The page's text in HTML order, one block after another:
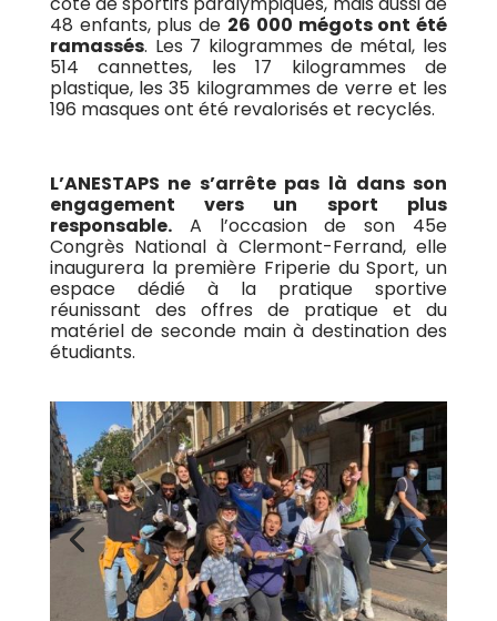
48 enfants, plus de 26 000 mégots ont été
ramassés. Les 7 kilogrammes de métal, les
514 cannettes, les 17 kilogrammes de
plastique, les 35 kilogrammes de verre et les
196 masques ont été revalorisés et recyclés.
L’ANESTAPS ne s’arrête pas là dans son
engagement vers un sport plus
responsable.A l’occasion de son 45e
Congrès National à Clermont-Ferrand, elle
inaugurera la première Friperie du Sport, un
espace dédié à la pratique sportive
réunissant des offres de pratique et du
matériel de seconde main à destination des
étudiants.